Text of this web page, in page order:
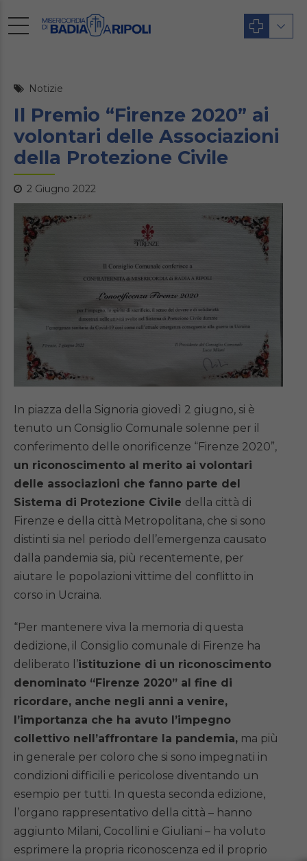
Notizie
Il Premio “Firenze 2020” ai
volontari delle Associazioni
della Protezione Civile
2 Giugno 2022
In piazza della Signoria giovedì 2 giugno, si è
tenuto un Consiglio Comunale solenne per il
conferimento delle onorificenze “Firenze 2020”,
un riconoscimento al merito ai volontari
delle associazioni che fanno parte del
Sistema di Protezione Civile della città di
Firenze e della città Metropolitana, che si sono
distinti sia nel periodo dell’emergenza causato
dalla pandemia sia, più recentemente, per
aiutare le popolazioni vittime del conflitto in
corso in Ucraina.
“Per mantenere viva la memoria di questa
dedizione, il Consiglio comunale di Firenze ha
deliberato l’istituzione di un riconoscimento
denominato “Firenze 2020” al fine di
ricordare, anche negli anni a venire,
l’importanza che ha avuto l’impegno
collettivo nell’affrontare la pandemia, ma più
in generale per coloro che si sono impegnati in
condizioni difficili e pericolose diventando un
esempio per tutti. In questa seconda edizione,
l’organo rappresentativo della città – hanno
aggiunto Milani, Cocollini e Giuliani – ha voluto
esprimere la propria riconoscenza ed il proprio